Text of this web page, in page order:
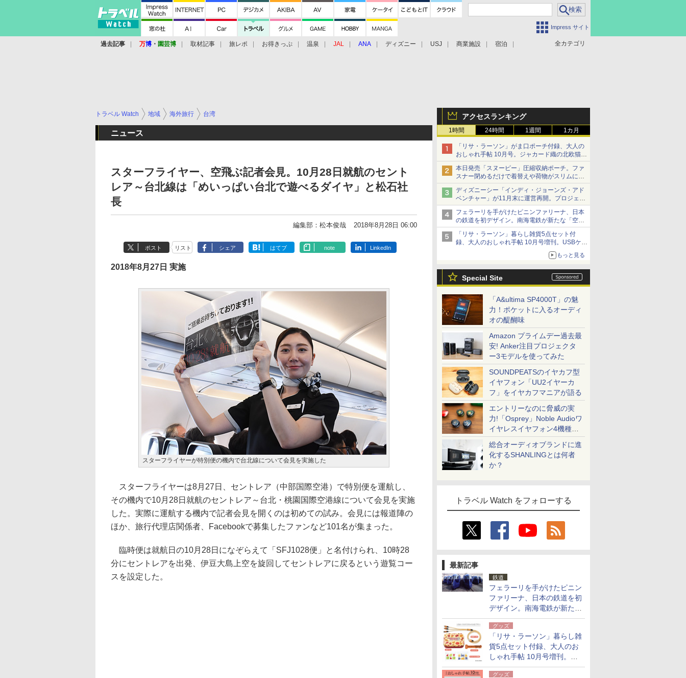
Impress サイト
全カテゴリ
過去記事 万博 ・ 園芸博 取材記事 旅レポ お得きっぷ 温泉 JAL ANA ディズニー USJ 商業施設 宿泊
アクセスランキング
1時間 24時間 1週間 1カ月
「リサ・ラーソン」がま口ポーチ付録、大人の
おしゃれ手帖 10月号。ジャカード織の北欧猫デ
ザイン
本日発売「スヌーピー」圧縮収納ポーチ。ファ
スナー閉めるだけで着替えや荷物がスリムにま
とまる
ディズニーシー「インディ・ジョーンズ・アド
ベンチャー」が11月末に運営再開。プロジェク
ションマッピングを追加、DPAは1500円
フェラーリを手がけたピニンファリーナ、日本
の鉄道を初デザイン。南海電鉄が新たな「空港
特急」をなにわ筋線へ導入
「リサ・ラーソン」暮らし雑貨5点セット付
録、大人のおしゃれ手帖 10月号増刊。USBケー
もっと見る
Special Site
「A&ultima SP4000T」の魅
力！ポケットに入るオーディ
オの醍醐味
Amazon プライムデー過去最
安! Anker注目プロジェクタ
ー3モデルを使ってみた
SOUNDPEATSのイヤカフ型
イヤフォン「UU2イヤーカ
フ」をイヤカフマニアが語る
エントリーなのに脅威の実
力!「Osprey」Noble Audioワ
イヤレスイヤフォン4機種を
一気に聴く
総合オーディオブランドに進
化するSHANLINGとは何者
か？
トラベル Watch をフォローする
最新記事
鉄道
フェラーリを手がけたピニン
ファリーナ、日本の鉄道を初
デザイン。南海電鉄が新たな
「空港特急」をなにわ筋線へ
導入
グッズ
「リサ・ラーソン」暮らし雑
貨5点セット付録、大人のお
しゃれ手帖 10月号増刊。
USBケーブルや缶ケースなど
グッズ
トラベル Watch 地域 海外旅行 台湾
ニュース
スターフライヤー、空飛ぶ記者会見。10月28日就航のセント
レア～台北線は「めいっぱい台北で遊べるダイヤ」と松石社
長
編集部：松本俊哉 2018年8月28日 06:00
ポスト リスト シェア はてブ note LinkedIn
2018年8月27日 実施
スターフライヤーが特別便の機内で台北線について会見を実施した
スターフライヤーは8月27日、セントレア（中部国際空港）で特別便を運航し、
その機内で10月28日就航のセントレア～台北・桃園国際空港線について会見を実施
した。実際に運航する機内で記者会見を開くのは初めての試み。会見には報道陣の
ほか、旅行代理店関係者、Facebookで募集したファンなど101名が集まった。
臨時便は就航日の10月28日になぞらえて「SFJ1028便」と名付けられ、10時28
分にセントレアを出発、伊豆大島上空を旋回してセントレアに戻るという遊覧コー
スを設定した。